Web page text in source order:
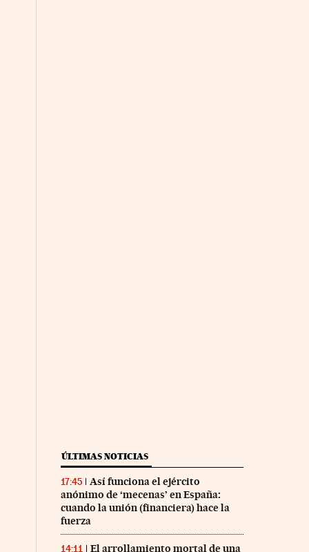
ÚLTIMAS NOTICIAS
17:45
Así funciona el ejército
anónimo de ‘mecenas’ en España:
cuando la unión (financiera) hace la
fuerza
14:11
El arrollamiento mortal de una